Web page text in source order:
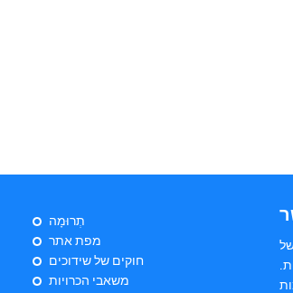
תְרוּמָה
מפת אתר
חוקים של שידוכים
משאבי הכרויות